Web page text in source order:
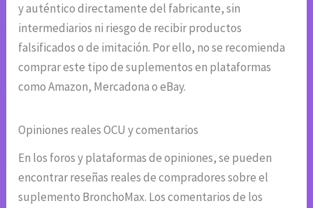
y auténtico directamente del fabricante, sin
intermediarios ni riesgo de recibir productos
falsificados o de imitación. Por ello, no se recomienda
comprar este tipo de suplementos en plataformas
como Amazon, Mercadona o eBay.
Opiniones reales OCU y comentarios
En los foros y plataformas de opiniones, se pueden
encontrar reseñas reales de compradores sobre el
suplemento BronchoMax. Los comentarios de los